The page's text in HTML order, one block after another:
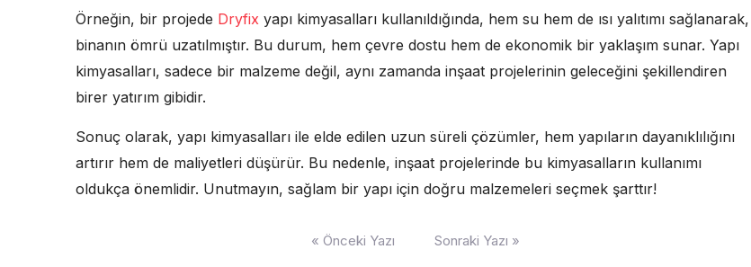
Örneğin, bir projede Dryfix yapı kimyasalları kullanıldığında, hem su hem de ısı yalıtımı sağlanarak,
binanın ömrü uzatılmıştır. Bu durum, hem çevre dostu hem de ekonomik bir yaklaşım sunar. Yapı
kimyasalları, sadece bir malzeme değil, aynı zamanda inşaat projelerinin geleceğini şekillendiren
birer yatırım gibidir.
Sonuç olarak, yapı kimyasalları ile elde edilen uzun süreli çözümler, hem yapıların dayanıklılığını
artırır hem de maliyetleri düşürür. Bu nedenle, inşaat projelerinde bu kimyasalların kullanımı
oldukça önemlidir. Unutmayın, sağlam bir yapı için doğru malzemeleri seçmek şarttır!
« Önceki Yazı Sonraki Yazı »